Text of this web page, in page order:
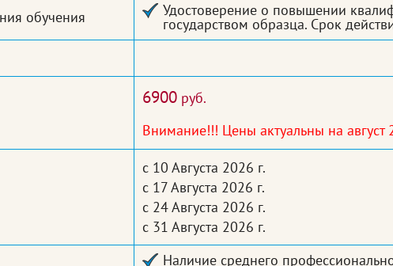
обучения Удостоверение о повышении
государством образца. Срок
6900 руб.
Внимание!!! Цены актуальны на август
с 10 Августа 2026 г.
с 17 Августа 2026 г.
с 24 Августа 2026 г.
с 31 Августа 2026 г.
Наличие среднего